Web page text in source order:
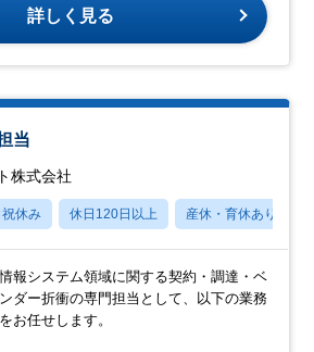
詳しく見る
当
株式会社
休み 休日120日以上 産休・育休あり
情報システム領域に関する契約・調達・ベ
ンダー折衝の専門担当として、以下の業務
をお任せします。